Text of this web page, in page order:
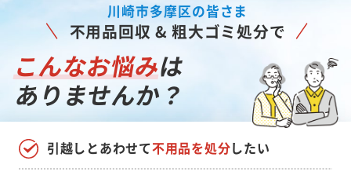
川崎市多摩区の皆さま
不用品回収 & 粗大ゴミ処分で
こんなお悩みは
ありませんか？
引越しとあわせて不用品を処分したい